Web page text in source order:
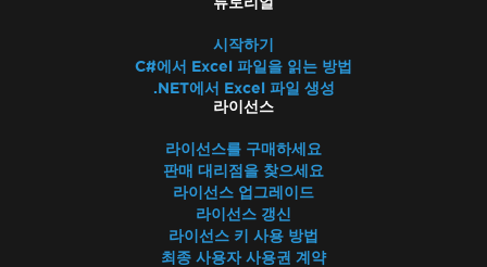
시작하기
C#에서 Excel 파일을 읽는 방법
.NET에서 Excel 파일 생성
라이선스
라이선스를 구매하세요
판매 대리점을 찾으세요
라이선스 업그레이드
라이선스 갱신
라이선스 키 사용 방법
최종 사용자 사용권 계약